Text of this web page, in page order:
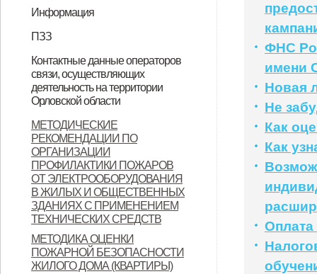
Информация
Информация по дорогам
ПЗЗ
поселения Дмитровского района
Орловской области
Контактные данные операторов
связи, осуществляющих
деятельность на территории
Орловской области
Контактные данные операторов
связи, осуществляющих
деятельность на территории
Орловской области
МЕТОДИЧЕСКИЕ
РЕКОМЕНДАЦИИ ПО
ОРГАНИЗАЦИИ
ПРОФИЛАКТИКИ ПОЖАРОВ
ОТ ЭЛЕКТРООБОРУДОВАНИЯ
В ЖИЛЫХ И ОБЩЕСТВЕННЫХ
ЗДАНИЯХ С ПРИМЕНЕНИЕМ
ТЕХНИЧЕСКИХ СРЕДСТВ
МЕТОДИКА ОЦЕНКИ
ПОЖАРНОЙ БЕЗОПАСНОСТИ
ЖИЛОГО ДОМА (КВАРТИРЫ)
ФНС
имени
Новая
Не
Как
Как